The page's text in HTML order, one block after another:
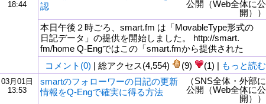
18:44
認
公開（Web全体に公
開））
本日午後２時ごろ、smart.fm は「MovableType形式の
日記データ」の提供を開始しました。 http://smart.
fm/home Q-Engではこの「smart.fmから提供された
コメント(0) | 総アクセス(4,554) (9) (1) | もっと読む
03月01日
13:53
smartのフォローワーの日記の更新
情報をQ-Engで確実に得る方法
（SNS全体・外部に
公開（Web全体に公
開））